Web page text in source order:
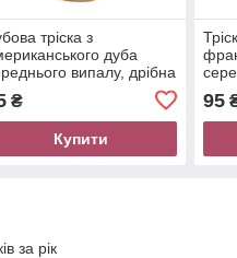
тріска з
дуба
випалу, дрібна
г
₴
Купити
95
за рік